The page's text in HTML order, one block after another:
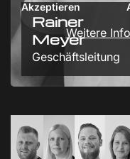
Rainer
Meyer
Geschäftsleitung
Akzeptieren
Weitere